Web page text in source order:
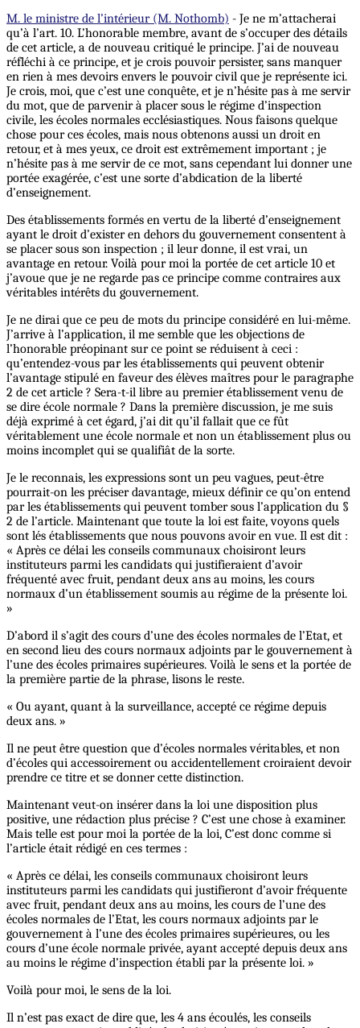
M. le ministre de l’intérieur (M. Nothomb) - Je ne m’attacherai
qu’à l’art. 10. L’honorable membre, avant de s’occuper des détails
de cet article, a de nouveau critiqué le principe. J’ai de nouveau
réfléchi à ce principe, et je crois pouvoir persister, sans manquer
en rien à mes devoirs envers le pouvoir civil que je représente ici.
Je crois, moi, que c’est une conquête, et je n’hésite pas à me servir
du mot, que de parvenir à placer sous le régime d’inspection
civile, les écoles normales ecclésiastiques. Nous faisons quelque
chose pour ces écoles, mais nous obtenons aussi un droit en
retour, et à mes yeux, ce droit est extrêmement important ; je
n’hésite pas à me servir de ce mot, sans cependant lui donner une
portée exagérée, c’est une sorte d’abdication de la liberté
d’enseignement.
Des établissements formés en vertu de la liberté d’enseignement
ayant le droit d’exister en dehors du gouvernement consentent à
se placer sous son inspection ; il leur donne, il est vrai, un
avantage en retour. Voilà pour moi la portée de cet article 10 et
j’avoue que je ne regarde pas ce principe comme contraires aux
véritables intérêts du gouvernement.
Je ne dirai que ce peu de mots du principe considéré en lui-même.
J’arrive à l’application, il me semble que les objections de
l’honorable préopinant sur ce point se réduisent à ceci :
qu’entendez-vous par les établissements qui peuvent obtenir
l’avantage stipulé en faveur des élèves maîtres pour le paragraphe
2 de cet article ? Sera-t-il libre au premier établissement venu de
se dire école normale ? Dans la première discussion, je me suis
déjà exprimé à cet égard, j’ai dit qu’il fallait que ce fût
véritablement une école normale et non un établissement plus ou
moins incomplet qui se qualifiât de la sorte.
Je le reconnais, les expressions sont un peu vagues, peut-être
pourrait-on les préciser davantage, mieux définir ce qu’on entend
par les établissements qui peuvent tomber sous l’application du §
2 de l’article. Maintenant que toute la loi est faite, voyons quels
sont lés établissements que nous pouvons avoir en vue. Il est dit :
« Après ce délai les conseils communaux choisiront leurs
instituteurs parmi les candidats qui justifieraient d’avoir
fréquenté avec fruit, pendant deux ans au moins, les cours
normaux d’un établissement soumis au régime de la présente loi.
»
D’abord il s’agit des cours d’une des écoles normales de l’Etat, et
en second lieu des cours normaux adjoints par le gouvernement à
l’une des écoles primaires supérieures. Voilà le sens et la portée de
la première partie de la phrase, lisons le reste.
« Ou ayant, quant à la surveillance, accepté ce régime depuis
deux ans. »
Il ne peut être question que d’écoles normales véritables, et non
d’écoles qui accessoirement ou accidentellement croiraient devoir
prendre ce titre et se donner cette distinction.
Maintenant veut-on insérer dans la loi une disposition plus
positive, une rédaction plus précise ? C’est une chose à examiner.
Mais telle est pour moi la portée de la loi, C’est donc comme si
l’article était rédigé en ces termes :
« Après ce délai, les conseils communaux choisiront leurs
instituteurs parmi les candidats qui justifieront d’avoir fréquente
avec fruit, pendant deux ans au moins, les cours de l’une des
écoles normales de l’Etat, les cours normaux adjoints par le
gouvernement à l’une des écoles primaires supérieures, ou les
cours d’une école normale privée, ayant accepté depuis deux ans
au moins le régime d’inspection établi par la présente loi. »
Voilà pour moi, le sens de la loi.
Il n’est pas exact de dire que, les 4 ans écoulés, les conseils